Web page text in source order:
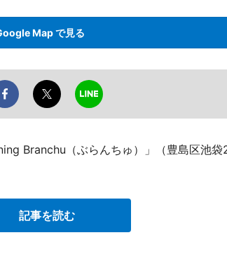
Map で見る
Branchu（ぶらんちゅ）」（豊島区池
記事を読む